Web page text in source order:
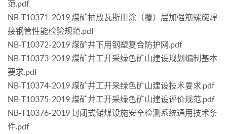
范.pdf
NB-T10371-2019 煤矿抽放瓦斯用涂（覆）层加强筋螺旋焊
接钢管性能检验规范.pdf
NB-T10372-2019 煤矿井下用钢塑复合防护网.pdf
NB-T10373-2019 煤矿井工开采绿色矿山建设规划编制基本
要求.pdf
NB-T10374-2019 煤矿井工开采绿色矿山建设技术要求.pdf
NB-T10375-2019 煤矿井工开采绿色矿山建设评价规范.pdf
NB-T10376-2019 封闭式储煤设施安全检测系统通用技术条
件.pdf